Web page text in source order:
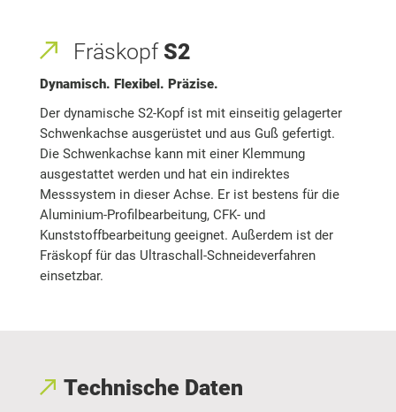
FräskopfS2
Dynamisch. Flexibel. Präzise.
Der dynamische S2-Kopf ist mit einseitig gelagerter
Schwenkachse ausgerüstet und aus Guß gefertigt.
Die Schwenkachse kann mit einer Klemmung
ausgestattet werden und hat ein indirektes
Messsystem in dieser Achse. Er ist bestens für die
Aluminium-Profilbearbeitung, CFK- und
Kunststoffbearbeitung geeignet. Außerdem ist der
Fräskopf für das Ultraschall-Schneideverfahren
einsetzbar.
Technische Daten